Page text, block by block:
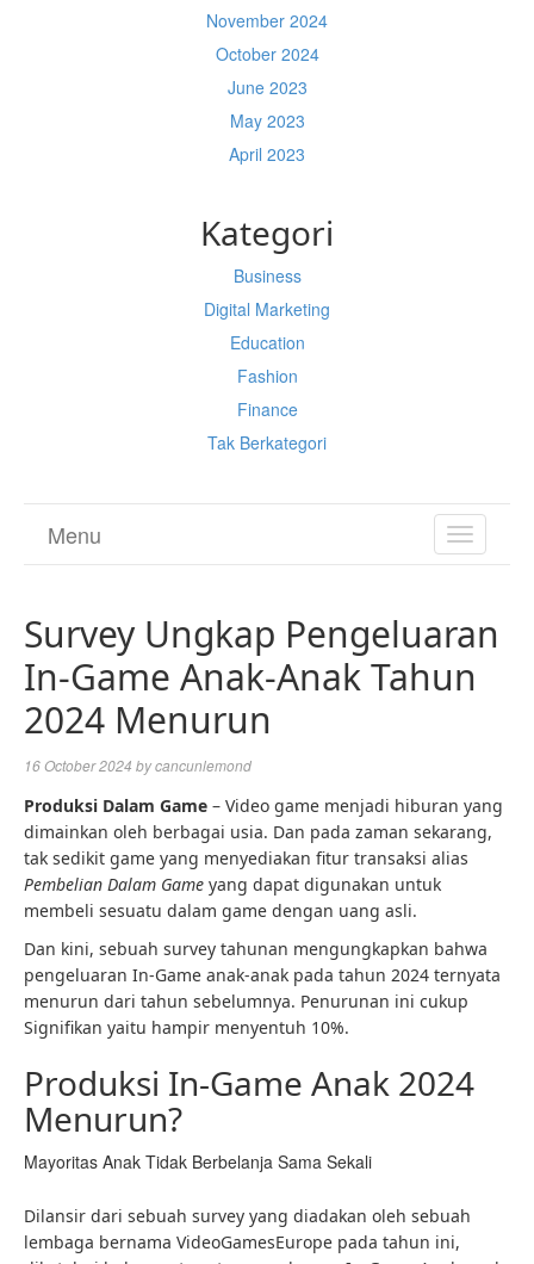
November 2024
October 2024
June 2023
May 2023
April 2023
Kategori
Business
Digital Marketing
Education
Fashion
Finance
Tak Berkategori
TOGGLE
Menu
Survey Ungkap Pengeluaran
In-Game Anak-Anak Tahun
2024 Menurun
16 October 2024 bycancunlemond
Produksi Dalam Game – Video game menjadi hiburan yang
dimainkan oleh berbagai usia. Dan pada zaman sekarang,
tak sedikit game yang menyediakan fitur transaksi alias
Pembelian Dalam Game yang dapat digunakan untuk
membeli sesuatu dalam game dengan uang asli.
Dan kini, sebuah survey tahunan mengungkapkan bahwa
pengeluaran In-Game anak-anak pada tahun 2024 ternyata
menurun dari tahun sebelumnya. Penurunan ini cukup
Signifikan yaitu hampir menyentuh 10%.
Produksi In-Game Anak 2024
Menurun?
Mayoritas Anak Tidak Berbelanja Sama Sekali
Dilansir dari sebuah survey yang diadakan oleh sebuah
lembaga bernama VideoGamesEurope pada tahun ini,